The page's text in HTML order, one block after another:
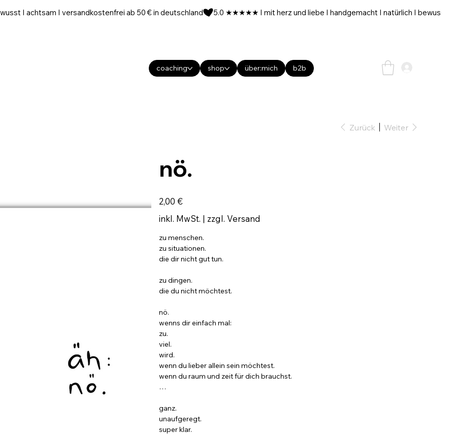
I achtsam I versandkostenfrei ab 50 € in deutschland
coaching shop über:mich b2b
Zurück Weiter
nö.
Preis
2,00 €
inkl. MwSt. | zzgl. Versand
zu menschen.
zu situationen.
die dir nicht gut tun.
zu dingen.
die du nicht möchtest.
nö.
wenns dir einfach mal:
zu.
viel.
wird.
wenn du lieber allein sein möchtest.
wenn du raum und zeit für dich brauchst.
…
ganz.
unaufgeregt.
super klar.